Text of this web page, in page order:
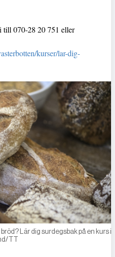
till 070-28 20 751 eller
kurser/lar-dig-
Lär dig surdegsbak på en kurs i
TT